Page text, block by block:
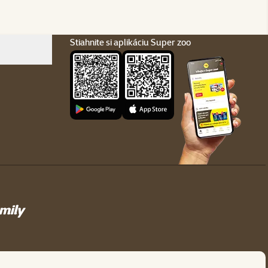
Stiahnite si aplikáciu Super zoo